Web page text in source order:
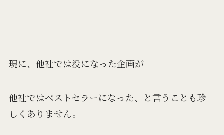
現に、他社では没になった企画が
他社ではベストセラーになった、と言うことも珍
しくありません。